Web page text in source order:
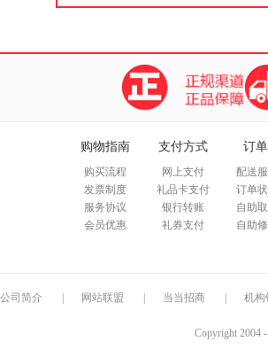
购物指南
购买流程
发票制度
服务协议
会员优惠
支付方式
网上支付
礼品卡支付
银行转账
礼券支付
订
配送
订单
自助
自助
公司简介 网站联盟 当当招商 机构
Copyright 2004